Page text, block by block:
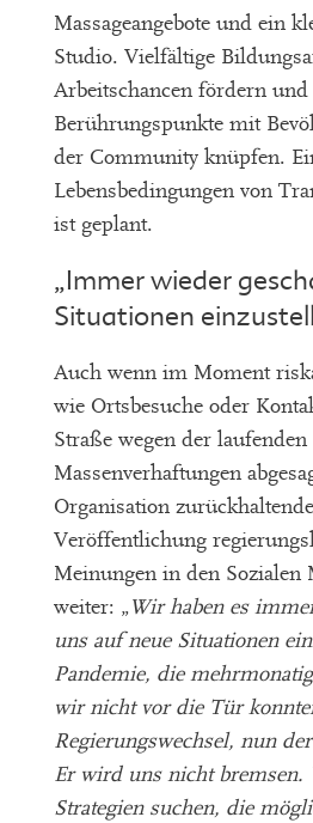
Massageangebote und ein
Studio. Vielfältige
Arbeitschancen fördern und
Berührungspunkte mit
der Community knüpfen.
Lebensbedingungen von
ist geplant.
„Immer wieder
Situationen
Auch wenn im Moment
wie Ortsbesuche oder
Straße wegen der laufenden
Massenverhaftungen
Organisation
Veröffentlichung
Meinungen in den Sozialen
weiter: „Wir haben es
uns auf neue Situationen
Pandemie, die
wir nicht vor die Tür
Regierungswechsel, nun
Er wird uns nicht bremsen.
Strategien suchen, die